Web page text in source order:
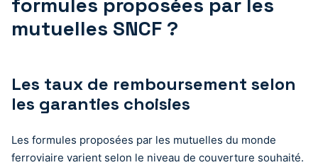
mutuelles SNCF ?
Les taux de remboursement selon
les garanties choisies
Les formules proposées par les mutuelles du monde
ferroviaire varient selon le niveau de couverture souhaité.